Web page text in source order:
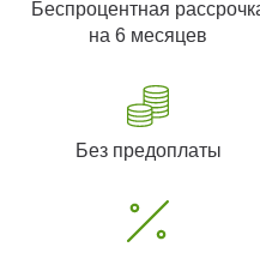
Беспроцентная
на 6 месяцев
Без предоплаты